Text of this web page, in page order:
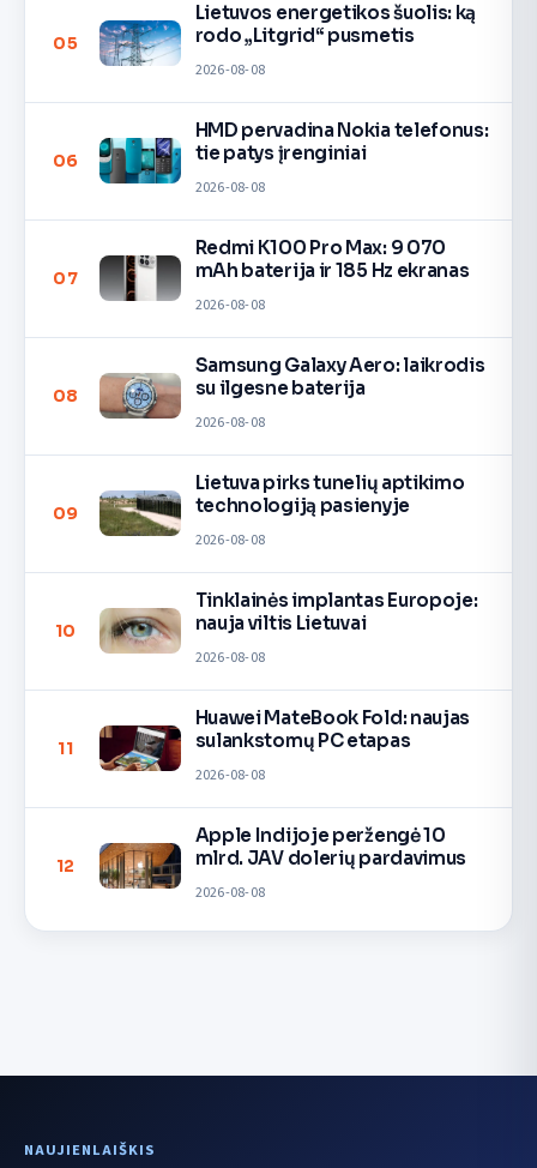
05
Lietuvos energetikos šuolis: ką
rodo „Litgrid“ pusmetis
2026-08-08
06
HMD pervadina Nokia telefonus:
tie patys įrenginiai
2026-08-08
07
Redmi K100 Pro Max: 9 070
mAh baterija ir 185 Hz ekranas
2026-08-08
08
Samsung Galaxy Aero: laikrodis
su ilgesne baterija
2026-08-08
09
Lietuva pirks tunelių aptikimo
technologiją pasienyje
2026-08-08
10
Tinklainės implantas Europoje:
nauja viltis Lietuvai
2026-08-08
11
Huawei MateBook Fold: naujas
sulankstomų PC etapas
2026-08-08
12
Apple Indijoje peržengė 10
mlrd. JAV dolerių pardavimus
2026-08-08
NAUJIENLAIŠKIS